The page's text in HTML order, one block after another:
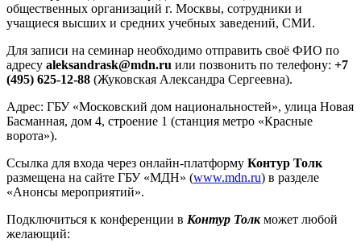
общественных организаций г. Москвы, сотрудники и
учащиеся высших и средних учебных заведений, СМИ.
Для записи на семинар необходимо отправить своё ФИО по
адресу aleksandrask@mdn.ru или позвонить по телефону: +7
(495) 625-12-88 (Жуковская Александра Сергеевна).
Адрес: ГБУ «Московский дом национальностей», улица Новая
Басманная, дом 4, строение 1 (станция метро «Красные
ворота»).
Ссылка для входа через онлайн-платформу Контур Толк
размещена на сайте ГБУ «МДН» (www.mdn.ru) в разделе
«Анонсы мероприятий».
Подключиться к конференции в Контур Толкможет любой
желающий: